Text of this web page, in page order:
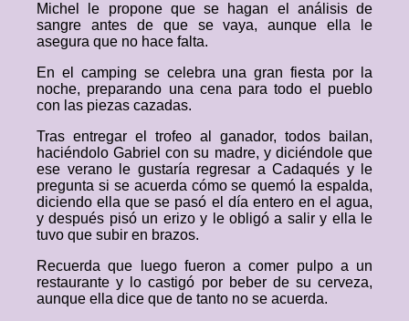
Michel le propone que se hagan el análisis de
sangre antes de que se vaya, aunque ella le
asegura que no hace falta.
En el camping se celebra una gran fiesta por la
noche, preparando una cena para todo el pueblo
con las piezas cazadas.
Tras entregar el trofeo al ganador, todos bailan,
haciéndolo Gabriel con su madre, y diciéndole que
ese verano le gustaría regresar a Cadaqués y le
pregunta si se acuerda cómo se quemó la espalda,
diciendo ella que se pasó el día entero en el agua,
y después pisó un erizo y le obligó a salir y ella le
tuvo que subir en brazos.
Recuerda que luego fueron a comer pulpo a un
restaurante y lo castigó por beber de su cerveza,
aunque ella dice que de tanto no se acuerda.